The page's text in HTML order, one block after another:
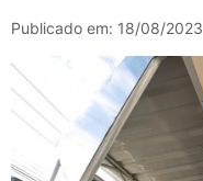
Publicado em: 18/08/2023